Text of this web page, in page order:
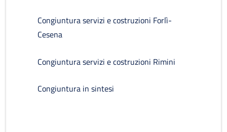
Congiuntura servizi e costruzioni Forlì-
Cesena
Congiuntura servizi e costruzioni Rimini
Congiuntura in sintesi